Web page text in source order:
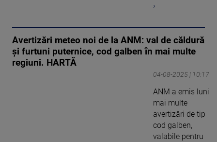
›
Avertizări meteo noi de la ANM: val de căldură
și furtuni puternice, cod galben în mai multe
regiuni. HARTĂ
04-08-2025 | 10:17
ANM a emis luni
mai multe
avertizări de tip
cod galben,
valabile pentru